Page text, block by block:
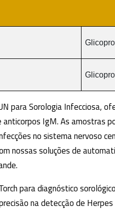
para Sorologia Infecciosa,
IgM. As amostras
no sistema nervoso
nossas soluções de
para diagnóstico
na detecção de